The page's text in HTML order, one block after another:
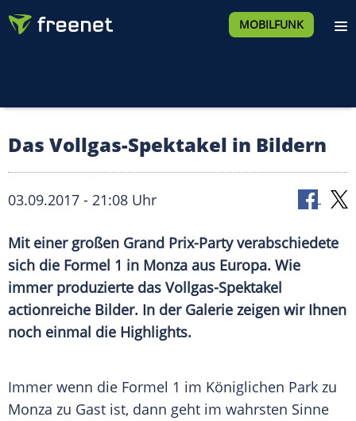
MOBILFUNK
Das Vollgas-Spektakel in Bildern
03.09.2017 - 21:08 Uhr
Mit einer großen Grand Prix-Party verabschiedete
sich die Formel 1 in Monza aus Europa. Wie
immer produzierte das Vollgas-Spektakel
actionreiche Bilder. In der Galerie zeigen wir Ihnen
noch einmal die Highlights.
Immer wenn die Formel 1 im Königlichen Park zu
Monza zu Gast ist, dann geht im wahrsten Sinne